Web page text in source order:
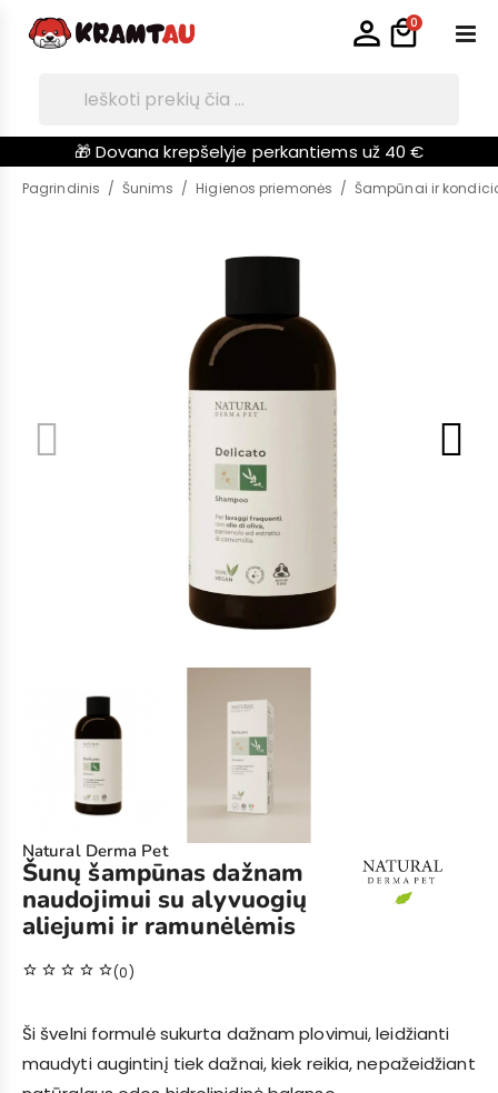
0
🎁 Dovana krepšelyje perkantiems už 40 €
Pagrindinis Šunims Higienos priemonės Šampūnai ir
Natural Derma Pet
Šunų šampūnas dažnam
naudojimui su alyvuogių
aliejumi ir ramunėlėmis
star_outline star_outline star_outline star_outline star_outline(0)
Ši švelni formulė sukurta dažnam plovimui, leidžianti
maudyti augintinį tiek dažnai, kiek reikia, nepažeidžiant